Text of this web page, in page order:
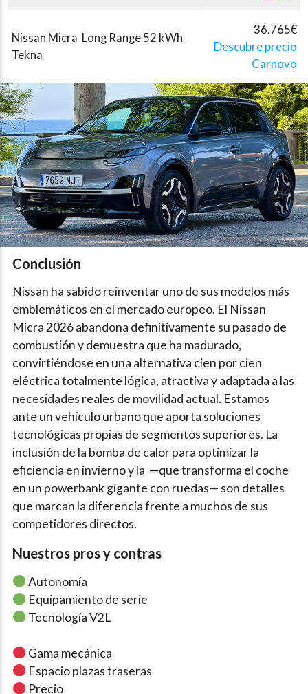
Nissan Micra Long Range 52 kWh
Tekna
36.765€
Descubre precio
Carnovo
Conclusión
Nissan ha sabido reinventar uno de sus modelos más
emblemáticos en el mercado europeo. El Nissan
Micra 2026 abandona definitivamente su pasado de
combustión y demuestra que ha madurado,
convirtiéndose en una alternativa cien por cien
eléctrica totalmente lógica, atractiva y adaptada a las
necesidades reales de movilidad actual. Estamos
ante un vehículo urbano que aporta soluciones
tecnológicas propias de segmentos superiores. La
inclusión de la bomba de calor para optimizar la
eficiencia en invierno y la —que transforma el coche
en un powerbank gigante con ruedas— son detalles
que marcan la diferencia frente a muchos de sus
competidores directos.
Nuestros pros y contras
Autonomía
Equipamiento de serie
Tecnología V2L
Gama mecánica
Espacio plazas traseras
Precio